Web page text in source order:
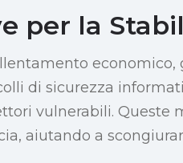
per la
economico,
di sicurezza
vulnerabili. Queste
aiutando a